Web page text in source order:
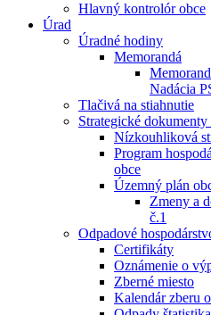
Hlavný kontrolór obce
Úrad
Úradné hodiny
Memorandá
Nadácia
Tlačivá na stiahnutie
Strategické dokumenty
Nízkouhliková
Program
obce
Územný plán
Zmeny a
č.1
Odpadové
Certifikáty
Oznámenie o
Zberné miesto
Kalendár zberu